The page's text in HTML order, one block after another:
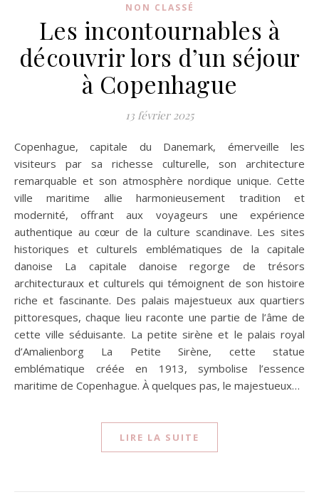
NON CLASSÉ
Les incontournables à
découvrir lors d’un séjour
à Copenhague
13 février 2025
Copenhague, capitale du Danemark, émerveille les
visiteurs par sa richesse culturelle, son architecture
remarquable et son atmosphère nordique unique. Cette
ville maritime allie harmonieusement tradition et
modernité, offrant aux voyageurs une expérience
authentique au cœur de la culture scandinave. Les sites
historiques et culturels emblématiques de la capitale
danoise La capitale danoise regorge de trésors
architecturaux et culturels qui témoignent de son histoire
riche et fascinante. Des palais majestueux aux quartiers
pittoresques, chaque lieu raconte une partie de l’âme de
cette ville séduisante. La petite sirène et le palais royal
d’Amalienborg La Petite Sirène, cette statue
emblématique créée en 1913, symbolise l’essence
maritime de Copenhague. À quelques pas, le majestueux…
LIRE LA SUITE